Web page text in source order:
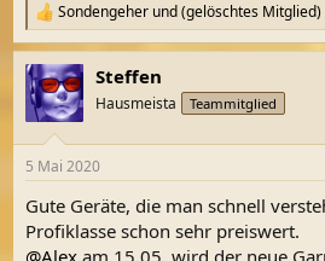
R
e
a
k
t
i
e
:
Sondengeher und(gelöschtes Mitglied)
Steffen
Hausmeista Teammitglied
5 Mai 2020
Gute Geräte, die man schnell
Profiklasse schon sehr preiswert.
@Alex am 15.05. wird der neue